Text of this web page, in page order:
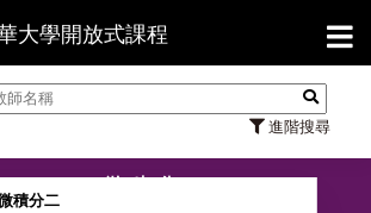
大學開放式課程
進階搜尋
【
微積分二
積分二